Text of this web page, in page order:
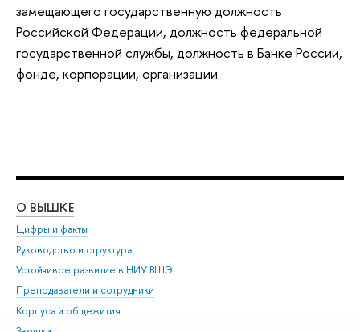
замещающего государственную должность
Российской Федерации, должность федеральной
государственной службы, должность в Банке России,
фонде, корпорации, организации
О ВЫШКЕ
Цифры и факты
Руководство и структура
Устойчивое развитие в НИУ ВШЭ
Преподаватели и сотрудники
Корпуса и общежития